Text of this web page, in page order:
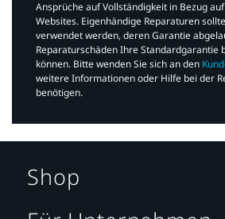
Ansprüche auf Vollständigkeit in Bezug
Websites. Eigenhändige Reparaturen
verwendet werden, deren Garantie
Reparaturschäden Ihre Standardgarantie
können. Bitte wenden Sie sich an den
weitere Informationen oder Hilfe bei der
benötigen.​
Shop